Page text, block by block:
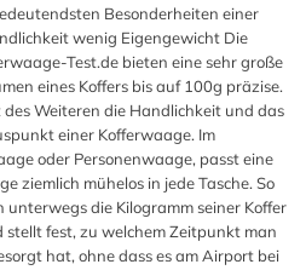
Besonderheiten einer
wenig Eigengewicht Die
Test.de bieten eine sehr große
eines Koffers bis auf 100g präzise.
Weiteren die Handlichkeit und das
einer Kofferwaage. Im
oder Personenwaage, passt eine
ziemlich mühelos in jede Tasche. So
die Kilogramm seiner Koffer
stellt fest, zu welchem Zeitpunkt man
hat, ohne dass es am Airport bei